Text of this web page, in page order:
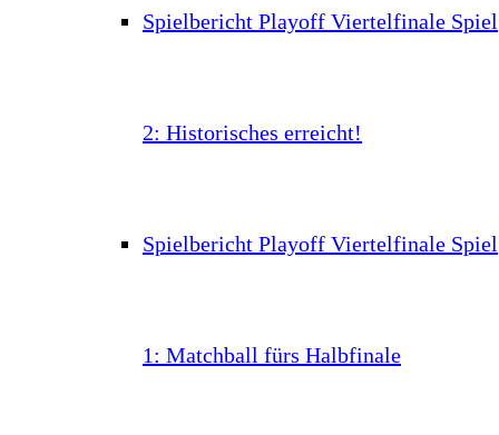
Spielbericht Playoff Viertelfinale Spiel
2: Historisches erreicht!
Spielbericht Playoff Viertelfinale Spiel
1: Matchball fürs Halbfinale